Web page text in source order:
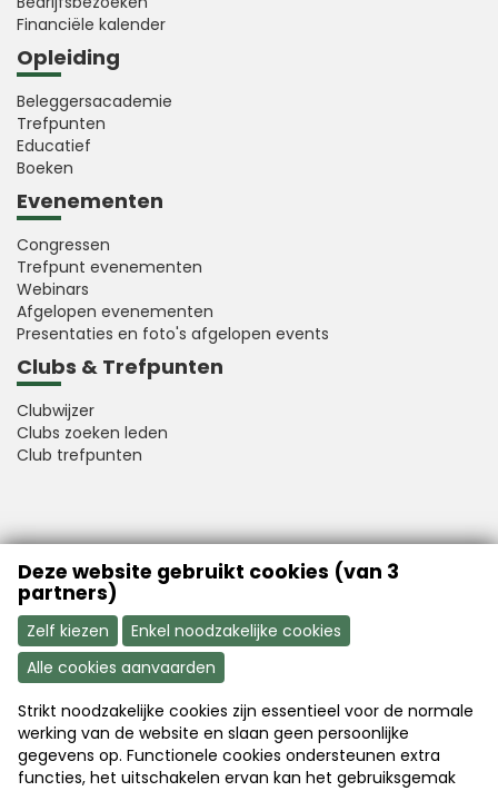
Financiële kalender
Opleiding
Beleggersacademie
Trefpunten
Educatief
Boeken
Evenementen
Congressen
Trefpunt evenementen
Webinars
Afgelopen evenementen
Presentaties en foto's afgelopen events
Clubs & Trefpunten
Clubwijzer
Clubs zoeken leden
Club trefpunten
VFB is a member of Better Finance
Aanmelden Word nu lid
Deze website gebruikt cookies (van 3
partners)
Zelf kiezen
Enkel noodzakelijke cookies
Alle cookies aanvaarden
Strikt noodzakelijke cookies zijn essentieel voor de normale
werking van de website en slaan geen persoonlijke
gegevens op. Functionele cookies ondersteunen extra
functies, het uitschakelen ervan kan het gebruiksgemak